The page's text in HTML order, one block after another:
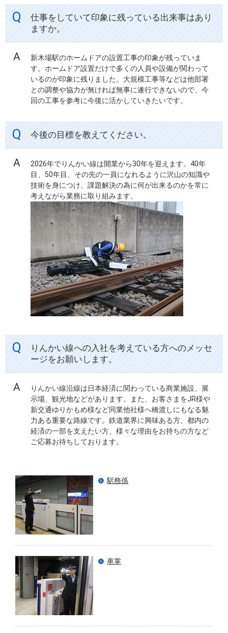
仕事をしていて印象に残っている出来事はあり
ますか。
新木場駅のホームドアの設置工事の印象が残っていま
す。ホームドア設置だけで多くの人員や設備が関わって
いるのが印象に残りました。大規模工事等などは他部署
との調整や協力が無ければ無事に遂行できないので、今
回の工事を参考に今後に活かしていきたいです。
今後の目標を教えてください。
2026年でりんかい線は開業から30年を迎えます。40年
目、50年目、その先の一員になれるように沢山の知識や
技術を身につけ、課題解決の為に何が出来るのかを常に
考えながら業務に取り組みます。
りんかい線への入社を考えている方へのメッセ
ージをお願いします。
りんかい線沿線は日本経済に関わっている商業施設、展
示場、観光地などがあります。また、お客さまをJR様や
新交通ゆりかもめ様など同業他社様へ橋渡しにもなる魅
力ある重要な路線です。鉄道業界に興味ある方、都内の
経済の一部を支えたい方、様々な理由をお持ちの方など
ご応募お待ちしております。
駅務係
車掌